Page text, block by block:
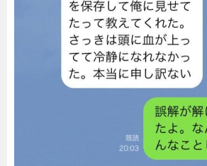
グルメ
連載一覧